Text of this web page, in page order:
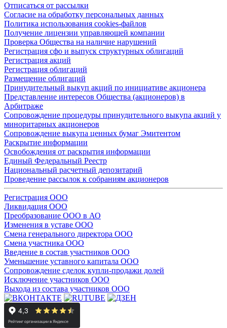
Отписаться от рассылки
Согласие на обработку персональных данных
Политика использования cookies-файлов
Получение лицензии управляющей компании
Проверка Общества на наличие нарушений
Регистрация сфо и выпуск структурных облигаций
Регистрация акций
Регистрация облигаций
Размещение облигаций
Принудительный выкуп акций по инициативе акционера
Представление интересов Общества (акционеров) в
Арбитраже
Сопровождение процедуры принудительного выкупа акций у
миноритарных акционеров
Сопровождение выкупа ценных бумаг Эмитентом
Раскрытие информации
Освобождения от раскрытия информации
Единый Федеральный Реестр
Национальный расчетный депозитарий
Проведение рассылок к собраниям акционеров
Регистрация ООО
Ликвидация ООО
Преобразование ООО в АО
Изменения в уставе ООО
Смена генерального директора ООО
Смена участника ООО
Введение в состав участников ООО
Уменьшение уставного капитала ООО
Сопровождение сделок купли-продажи долей
Исключение участников ООО
Выхода из состава участников ООО